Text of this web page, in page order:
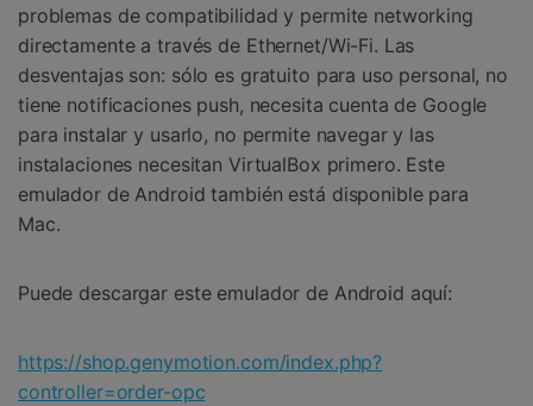
problemas de compatibilidad y permite networking
directamente a través de Ethernet/Wi-Fi. Las
desventajas son: sólo es gratuito para uso personal, no
tiene notificaciones push, necesita cuenta de Google
para instalar y usarlo, no permite navegar y las
instalaciones necesitan VirtualBox primero. Este
emulador de Android también está disponible para
Mac.
Puede descargar este emulador de Android aquí:
https://shop.genymotion.com/index.php?
controller=order-opc